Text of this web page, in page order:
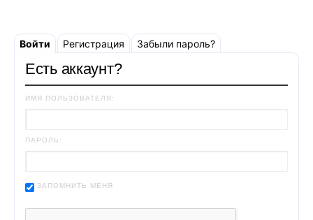
Войти Регистрация Забыли пароль?
Есть аккаунт?
ИМЯ ПОЛЬЗОВАТЕЛЯ:
ПАРОЛЬ:
ЗАПОМНИТЬ МЕНЯ